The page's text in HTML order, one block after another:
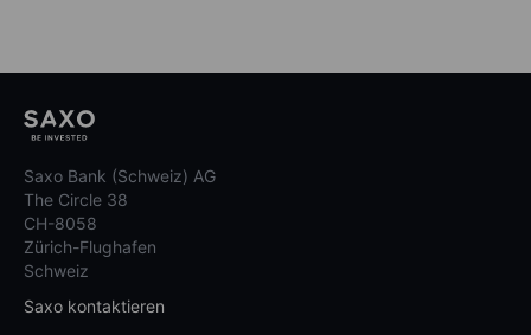
Saxo Bank (Schweiz) AG
The Circle 38
CH-8058
Zürich-Flughafen
Schweiz
Saxo kontaktieren